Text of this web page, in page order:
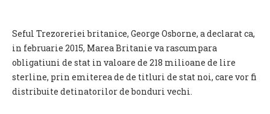
Seful Trezoreriei britanice, George Osborne, a declarat ca,
in februarie 2015, Marea Britanie va rascumpara
obligatiuni de stat in valoare de 218 milioane de lire
sterline, prin emiterea de de titluri de stat noi, care vor fi
distribuite detinatorilor de bonduri vechi.